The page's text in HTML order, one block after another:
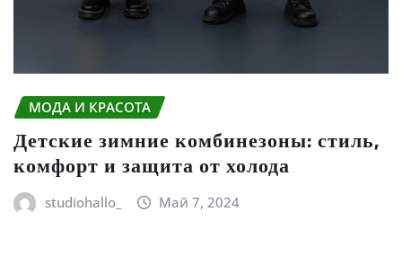
МОДА И КРАСОТА
Детские зимние комбинезоны: стиль,
комфорт и защита от холода
studiohallo_ Май 7, 2024